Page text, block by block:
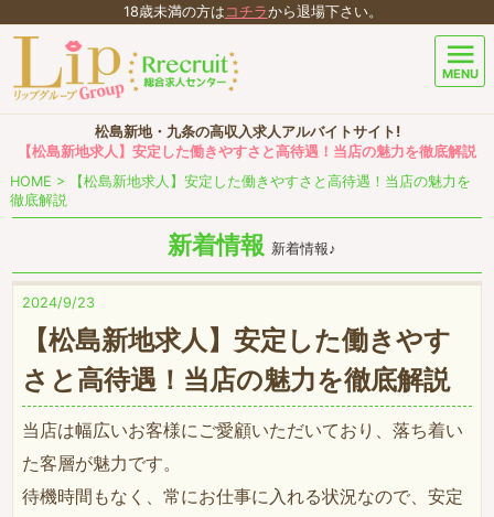
18歳未満の方は コチラから退場下さい。
menu
MENU
松島新地・九条の高収入求人アルバイトサイト!
【松島新地求人】安定した働きやすさと高待遇！当店の魅力を徹底解説
HOME >
【松島新地求人】安定した働きやすさと高待遇！当店の魅力を
徹底解説
新着情報 新着情報♪
2024/9/23
【松島新地求人】安定した働きやす
さと高待遇！当店の魅力を徹底解説
当店は幅広いお客様にご愛顧いただいており、落ち着い
た客層が魅力です。
待機時間もなく、常にお仕事に入れる状況なので、安定